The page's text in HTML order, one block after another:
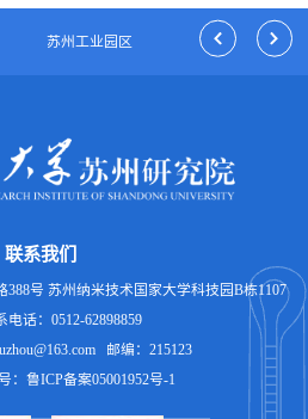
苏州工业园区 独墅湖科
联系我们
号 苏州纳米技术国家大学科技园B栋1107
电话：0512-62898859
邮编：215123
：鲁ICP备案05001952号-1